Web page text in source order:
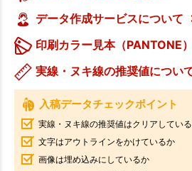
データ作成サービスについて
印刷カラー見本（PANTONE）
実線・ヌキ線の推奨値につい
入稿データチェックポイント
実線・ヌキ線の推奨値はクリアしてい
文字はアウトラインをかけているか
画像は埋め込みにしているか